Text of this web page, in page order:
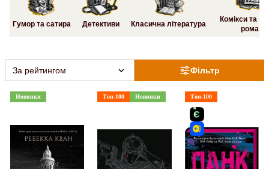
Гумор та сатира Детективи Класична література
Комікси та
романи
Фільтр
За рейтингом
Новинки Топ-100 Новинки Топ-100